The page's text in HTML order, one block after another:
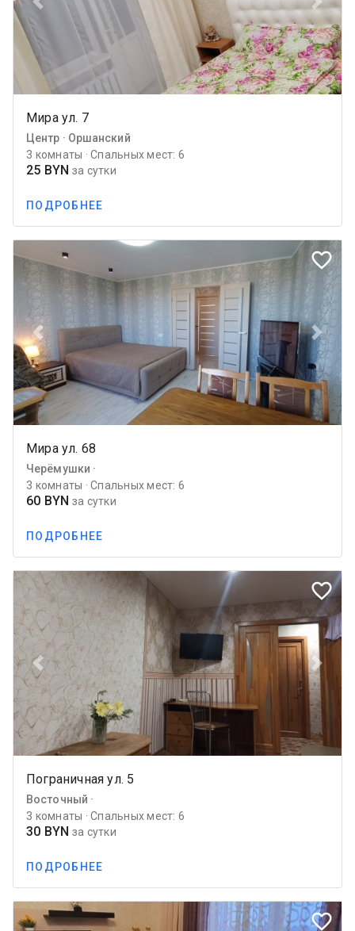
Previous Next
Мира ул. 7
Центр · Оршанский
3 комнаты · Спальных мест: 6
25 BYN за сутки
ПОДРОБНЕЕ
favorite_border
Previous Next
Мира ул. 68
Черёмушки ·
3 комнаты · Спальных мест: 6
60 BYN за сутки
ПОДРОБНЕЕ
favorite_border
Previous Next
Пограничная ул. 5
Восточный ·
3 комнаты · Спальных мест: 6
30 BYN за сутки
ПОДРОБНЕЕ
favorite_border